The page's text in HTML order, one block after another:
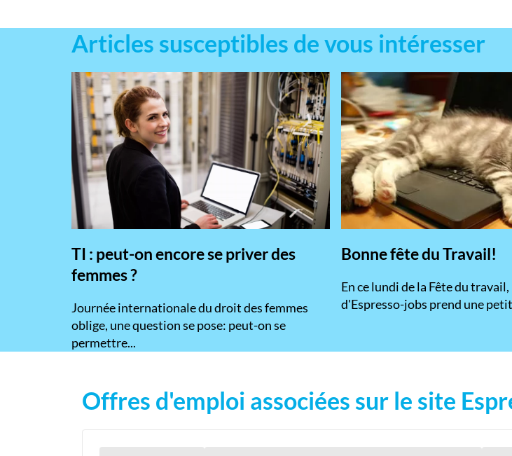
Articles susceptibles de vous intéresser
TI : peut-on encore se priver des
femmes ?
​Journée internationale du droit des femmes
oblige, une question se pose: peut-on se
permettre...
Bonne fête du Travail!
En ce lundi de la Fête du
d'Espresso-jobs prend une
Offres d'emploi associées sur le site